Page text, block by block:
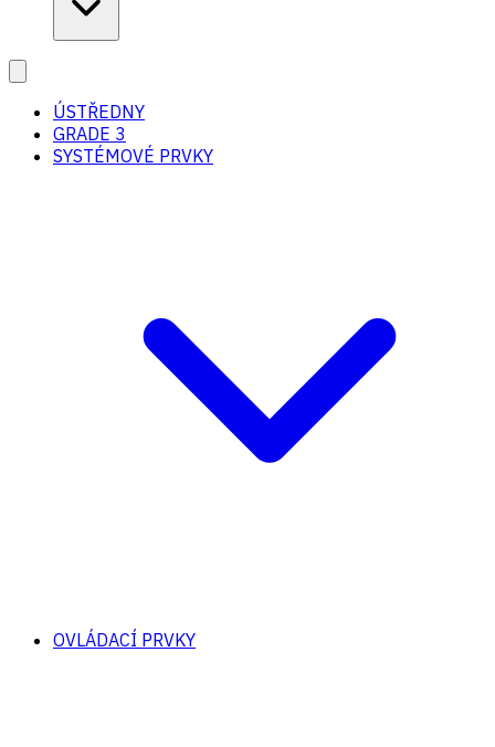
ÚSTŘEDNY
GRADE 3
SYSTÉMOVÉ PRVKY
OVLÁDACÍ PRVKY